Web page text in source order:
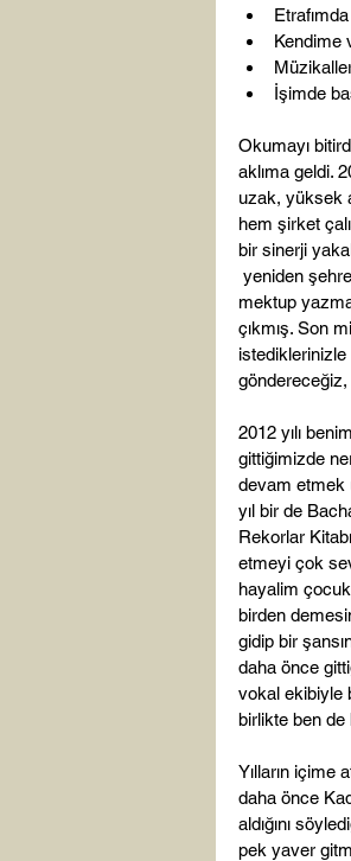
Kendime
İşimde
Okumayı
aklıma geldi.
uzak, yüksek
hem şirket
bir sinerji
yeniden
mektup
çıkmış. Son
istediklerinizle
göndereceğiz,
2012 yılı
gittiğimizde
devam etmek
yıl bir de
Rekorlar
etmeyi çok
hayalim
birden
gidip bir
daha önce
vokal ekibiyle
birlikte ben de
Yılların içime
daha önce
aldığını
pek yaver